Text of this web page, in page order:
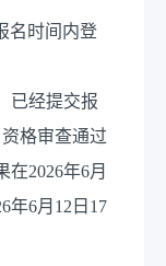
名时间内登
已经提交报
格审查通过
2026年6月
年6月12日17